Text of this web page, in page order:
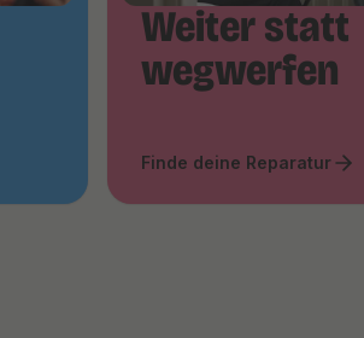
Weiter statt
wegwerfen
Finde deine Reparatur